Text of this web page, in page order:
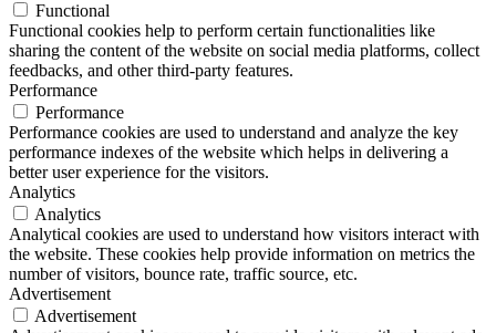
Functional
Functional cookies help to perform certain functionalities like
sharing the content of the website on social media platforms, collect
feedbacks, and other third-party features.
Performance
Performance
Performance cookies are used to understand and analyze the key
performance indexes of the website which helps in delivering a
better user experience for the visitors.
Analytics
Analytics
Analytical cookies are used to understand how visitors interact with
the website. These cookies help provide information on metrics the
number of visitors, bounce rate, traffic source, etc.
Advertisement
Advertisement